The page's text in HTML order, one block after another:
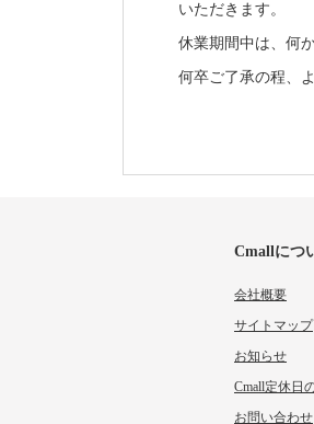
いただきます。
休業期間中は、何
何卒ご了承の程、
Cmallにつ
会社概要
サイトマップ
お知らせ
Cmall定休日
お問い合わせ